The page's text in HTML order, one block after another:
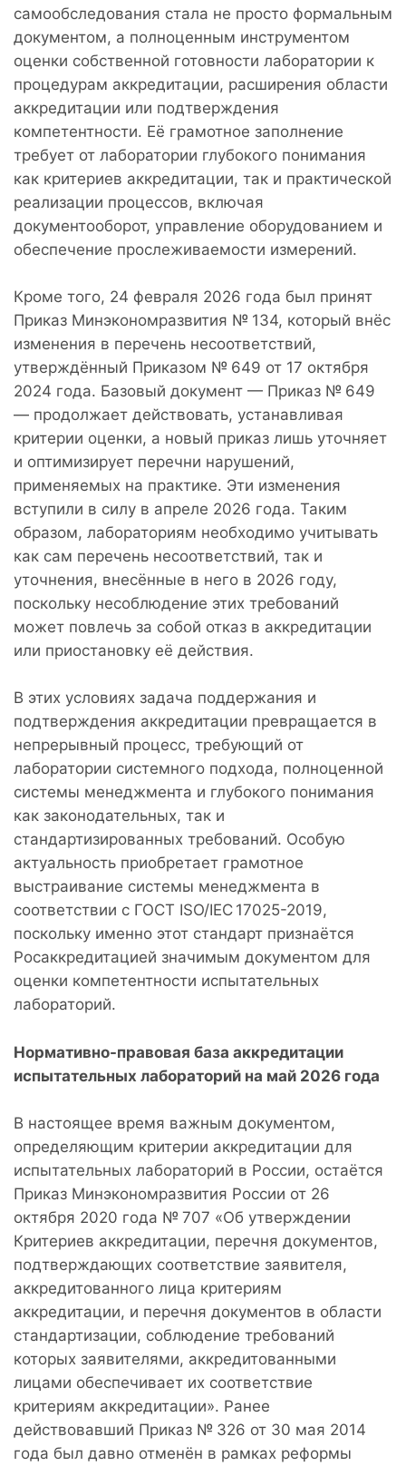
самообследования стала не просто формальным
документом, а полноценным инструментом
оценки собственной готовности лаборатории к
процедурам аккредитации, расширения области
аккредитации или подтверждения
компетентности. Её грамотное заполнение
требует от лаборатории глубокого понимания
как критериев аккредитации, так и практической
реализации процессов, включая
документооборот, управление оборудованием и
обеспечение прослеживаемости измерений.
Кроме того, 24 февраля 2026 года был принят
Приказ Минэкономразвития № 134, который внёс
изменения в перечень несоответствий,
утверждённый Приказом № 649 от 17 октября
2024 года. Базовый документ — Приказ № 649
— продолжает действовать, устанавливая
критерии оценки, а новый приказ лишь уточняет
и оптимизирует перечни нарушений,
применяемых на практике. Эти изменения
вступили в силу в апреле 2026 года. Таким
образом, лабораториям необходимо учитывать
как сам перечень несоответствий, так и
уточнения, внесённые в него в 2026 году,
поскольку несоблюдение этих требований
может повлечь за собой отказ в аккредитации
или приостановку её действия.
В этих условиях задача поддержания и
подтверждения аккредитации превращается в
непрерывный процесс, требующий от
лаборатории системного подхода, полноценной
системы менеджмента и глубокого понимания
как законодательных, так и
стандартизированных требований. Особую
актуальность приобретает грамотное
выстраивание системы менеджмента в
соответствии с ГОСТ ISO/IEC 17025-2019,
поскольку именно этот стандарт признаётся
Росаккредитацией значимым документом для
оценки компетентности испытательных
лабораторий.
Нормативно-правовая база аккредитации
испытательных лабораторий на май 2026 года
В настоящее время важным документом,
определяющим критерии аккредитации для
испытательных лабораторий в России, остаётся
Приказ Минэкономразвития России от 26
октября 2020 года № 707 «Об утверждении
Критериев аккредитации, перечня документов,
подтверждающих соответствие заявителя,
аккредитованного лица критериям
аккредитации, и перечня документов в области
стандартизации, соблюдение требований
которых заявителями, аккредитованными
лицами обеспечивает их соответствие
критериям аккредитации». Ранее
действовавший Приказ № 326 от 30 мая 2014
года был давно отменён в рамках реформы